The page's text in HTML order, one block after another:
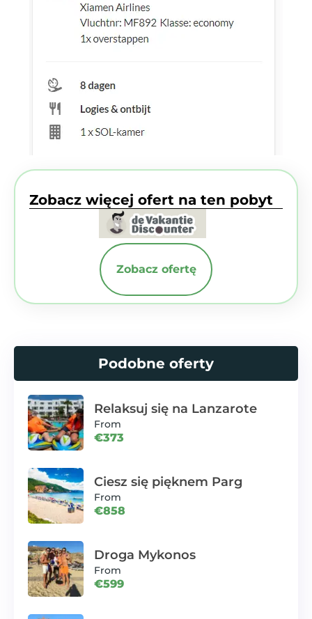
Zobacz więcej ofert na ten pobyt
Zobacz ofertę
Podobne oferty
Relaksuj się na Lanzarote
From
€373
Ciesz się pięknem Parg
From
€858
Droga Mykonos
From
€599